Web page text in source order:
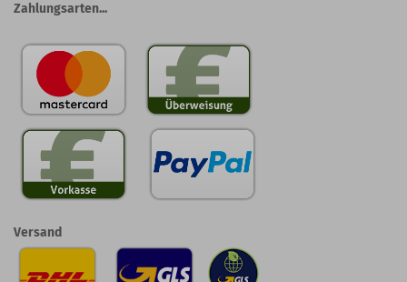
Zahlungsarten...
Versand